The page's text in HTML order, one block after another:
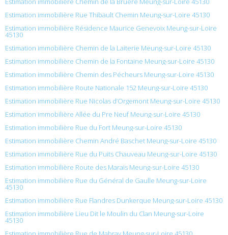
Estimation immobilière Rue Thibault Chemin Meung-sur-Loire 45130
Estimation immobilière Résidence Maurice Genevoix Meung-sur-Loire
45130
Estimation immobilière Chemin de la Laiterie Meung-sur-Loire 45130
Estimation immobilière Chemin de la Fontaine Meung-sur-Loire 45130
Estimation immobilière Chemin des Pécheurs Meung-sur-Loire 45130
Estimation immobilière Route Nationale 152 Meung-sur-Loire 45130
Estimation immobilière Rue Nicolas d’Orgemont Meung-sur-Loire 45130
Estimation immobilière Allée du Pre Neuf Meung-sur-Loire 45130
Estimation immobilière Rue du Fort Meung-sur-Loire 45130
Estimation immobilière Chemin André Baschet Meung-sur-Loire 45130
Estimation immobilière Rue du Puits Chauveau Meung-sur-Loire 45130
Estimation immobilière Route des Marais Meung-sur-Loire 45130
Estimation immobilière Rue du Général de Gaulle Meung-sur-Loire
45130
Estimation immobilière Rue Flandres Dunkerque Meung-sur-Loire 45130
Estimation immobilière Lieu Dit le Moulin du Clan Meung-sur-Loire
45130